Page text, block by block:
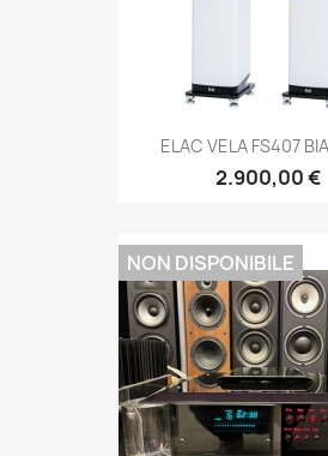
ELAC VELA FS407
2.900,00 €
NON DISPONIBILE